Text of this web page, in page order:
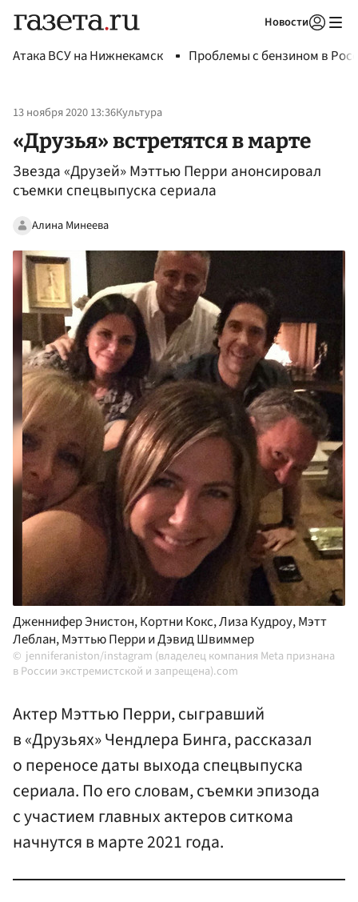
Новости
Атака ВСУ на Нижнекамск Проблемы с бензином в
13 ноября 2020 13:36Культура
«Друзья» встретятся в марте
Звезда «Друзей» Мэттью Перри анонсировал
съемки спецвыпуска сериала
Алина Минеева
Дженнифер Энистон, Кортни Кокс, Лиза Кудроу, Мэтт
Леблан, Мэттью Перри и Дэвид Швиммер
jenniferaniston/instagram (владелец компания Meta признана
в России экстремистской и запрещена).com
Актер Мэттью Перри, сыгравший
в «Друзьях» Чендлера Бинга, рассказал
о переносе даты выхода спецвыпуска
сериала. По его словам, съемки эпизода
с участием главных актеров ситкома
начнутся в марте 2021 года.